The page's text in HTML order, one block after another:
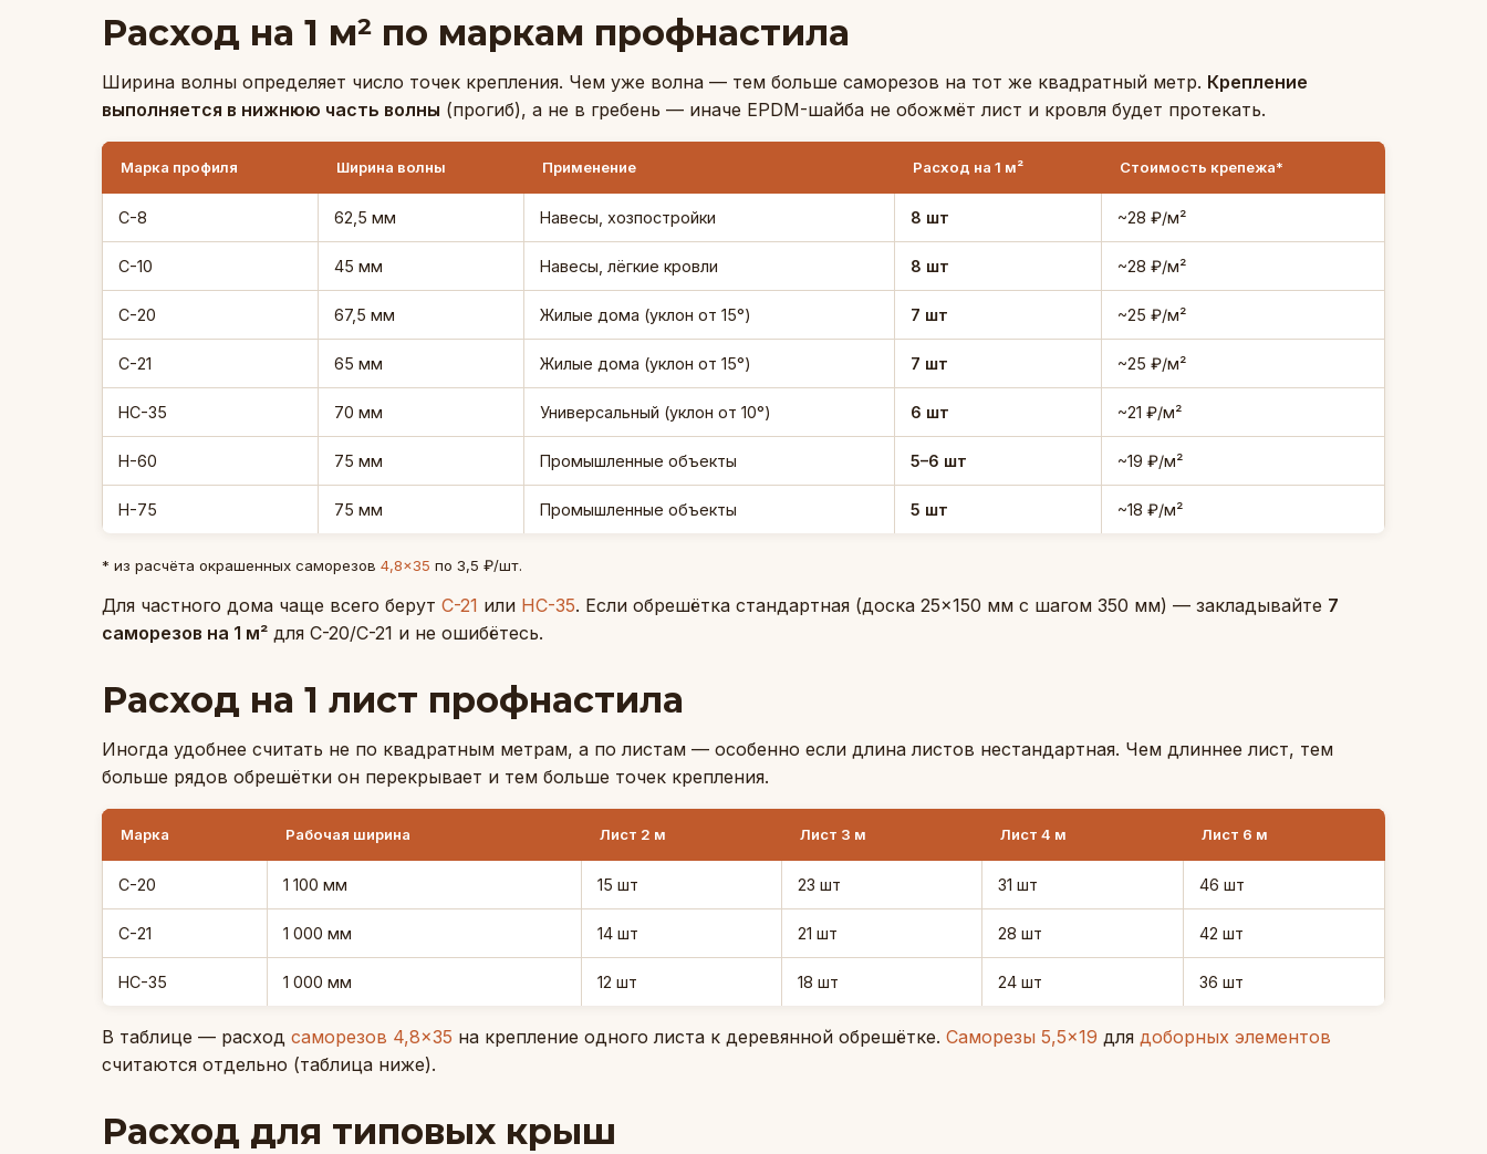
Расход на 1 м² по маркам профнастила
Ширина волны определяет число точек крепления. Чем уже волна — тем больше саморезов на тот же квадратный метр. Крепление
выполняется в нижнюю часть волны (прогиб), а не в гребень — иначе EPDM-шайба не обожмёт лист и кровля будет протекать.
Марка профиля Ширина волны Применение Расход на 1 м² Стоимость крепежа*
С-8 62,5 мм Навесы, хозпостройки 8 шт ~28 ₽/м²
С-10 45 мм Навесы, лёгкие кровли 8 шт ~28 ₽/м²
С-20 67,5 мм Жилые дома (уклон от 15°) 7 шт ~25 ₽/м²
С-21 65 мм Жилые дома (уклон от 15°) 7 шт ~25 ₽/м²
НС-35 70 мм Универсальный (уклон от 10°) 6 шт ~21 ₽/м²
Н-60 75 мм Промышленные объекты 5–6 шт ~19 ₽/м²
Н-75 75 мм Промышленные объекты 5 шт ~18 ₽/м²
* из расчёта окрашенных саморезов 4,8×35 по 3,5 ₽/шт.
Для частного дома чаще всего берут С-21 или НС-35. Если обрешётка стандартная (доска 25×150 мм с шагом 350 мм) — закладывайте 7
саморезов на 1 м² для С-20/С-21 и не ошибётесь.
Расход на 1 лист профнастила
Иногда удобнее считать не по квадратным метрам, а по листам — особенно если длина листов нестандартная. Чем длиннее лист, тем
больше рядов обрешётки он перекрывает и тем больше точек крепления.
Марка Рабочая ширина Лист 2 м Лист 3 м Лист 4 м Лист 6 м
С-20 1 100 мм 15 шт 23 шт 31 шт 46 шт
С-21 1 000 мм 14 шт 21 шт 28 шт 42 шт
НС-35 1 000 мм 12 шт 18 шт 24 шт 36 шт
В таблице — расход саморезов 4,8×35 на крепление одного листа к деревянной обрешётке. Саморезы 5,5×19 для доборных элементов
считаются отдельно (таблица ниже).
Расход для типовых крыш